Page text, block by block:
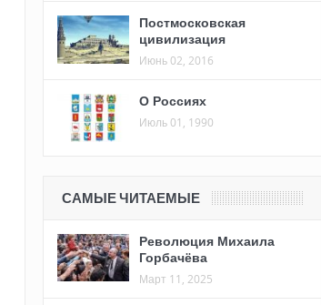
Постмосковская
цивилизация
Июнь 02, 2016
О Россиях
Июль 01, 1990
САМЫЕ ЧИТАЕМЫЕ
Революция Михаила
Горбачёва
Март 11, 2025